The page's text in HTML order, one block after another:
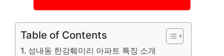
Table of Contents
성내동 한강훼미리 아파트 특징 소개